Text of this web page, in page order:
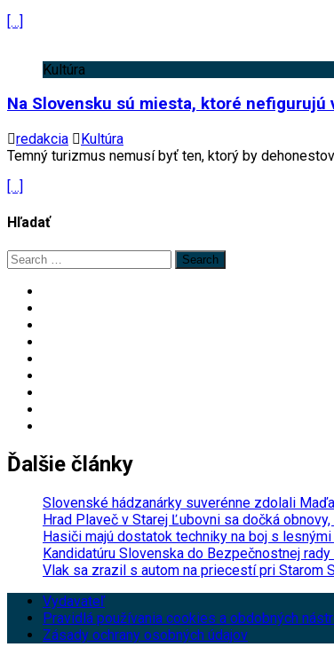
[…]
Kultúra
Na Slovensku sú miesta, ktoré nefigurujú
redakcia
Kultúra
Temný turizmus nemusí byť ten, ktorý by
[…]
Hľadať
Search
for:
Ďalšie články
Slovenské hádzanárky suverénne zdolali
Hrad Plaveč v Starej Ľubovni sa dočká
Hasiči majú dostatok techniky na boj s
Kandidatúru Slovenska do Bezpečnostnej
Vlak sa zrazil s autom na priecestí pri Starom
Vydavateľ
Pravidlá používania cookies a obdobných
Zásady ochrany osobných údajov